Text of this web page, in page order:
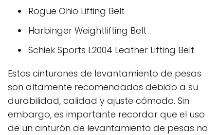
Rogue Ohio Lifting Belt
Harbinger Weightlifting Belt
Schiek Sports L2004 Leather Lifting Belt
Estos cinturones de levantamiento de pesas
son altamente recomendados debido a su
durabilidad, calidad y ajuste cómodo. Sin
embargo, es importante recordar que el uso
de un cinturón de levantamiento de pesas no